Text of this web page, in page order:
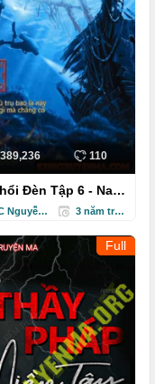
110
Đèn Tập 6 - Nam
KhưMC Nguyễn Thành 3 năm trước
Full